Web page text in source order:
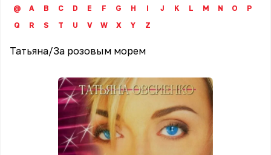
@
A B C D E F G H I J K L M N O
P
Q
R S T U V W X Y Z
Татьяна/За розовым морем